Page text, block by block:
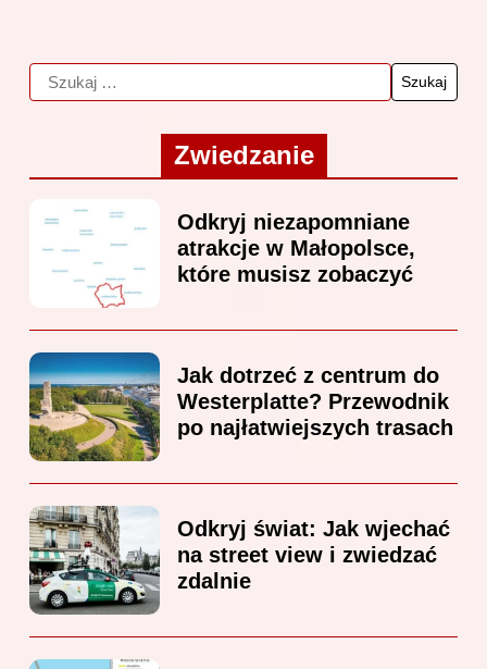
Zwiedzanie
Odkryj niezapomniane
atrakcje w Małopolsce,
które musisz zobaczyć
Jak dotrzeć z centrum do
Westerplatte? Przewodnik
po najłatwiejszych trasach
Odkryj świat: Jak wjechać
na street view i zwiedzać
zdalnie